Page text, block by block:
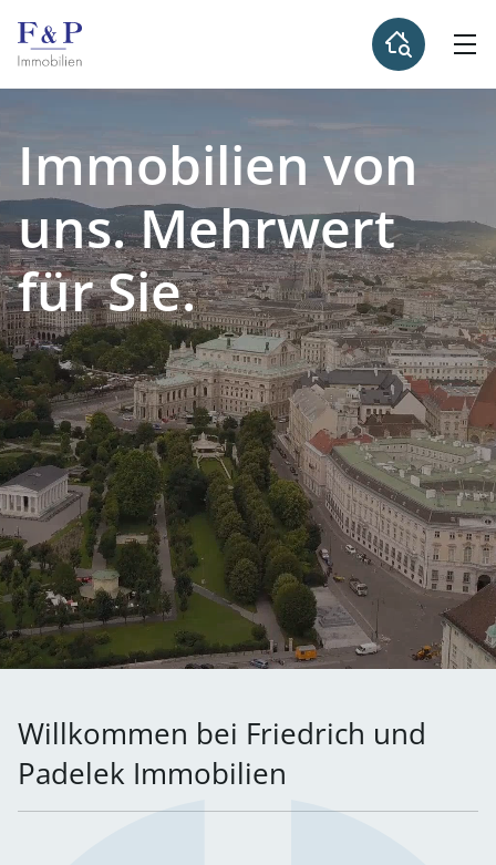
Immobilien von
uns. Mehrwert
für Sie.
Willkommen bei Friedrich und
Padelek Immobilien